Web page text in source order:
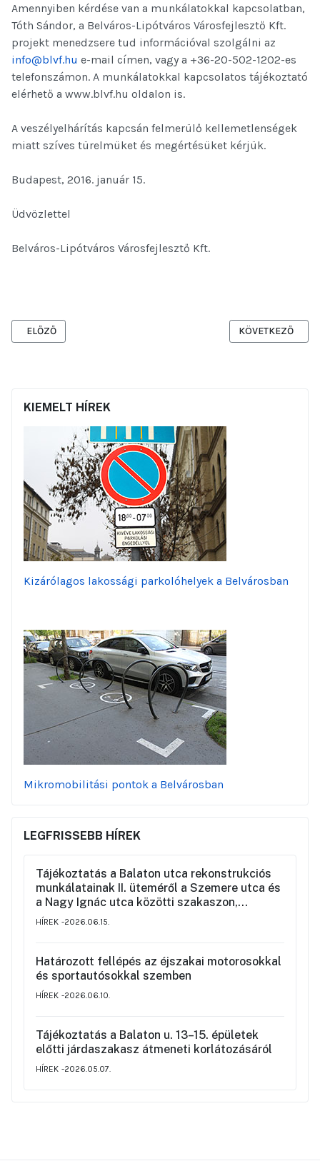
Amennyiben kérdése van a munkálatokkal kapcsolatban,
Tóth Sándor, a Belváros-Lipótváros Városfejlesztő Kft.
projekt menedzsere tud információval szolgálni az
info@blvf.hu e-mail címen, vagy a +36-20-502-1202-es
telefonszámon. A munkálatokkal kapcsolatos tájékoztató
elérhető a www.blvf.hu oldalon is.
A veszélyelhárítás kapcsán felmerülő kellemetlenségek
miatt szíves türelmüket és megértésüket kérjük.
Budapest, 2016. január 15.
Üdvözlettel
Belváros-Lipótváros Városfejlesztő Kft.
ELŐZŐ CIKK: TECHNIKAI OKOK MIATT (EGÉSZ NAPOS
ELŐZŐ KÖVETKEZŐ
KÖVETKEZŐ
KIEMELT HÍREK
Kizárólagos lakossági parkolóhelyek a Belvárosban
Mikromobilitási pontok a Belvárosban
LEGFRISSEBB HÍREK
Tájékoztatás a Balaton utca rekonstrukciós
munkálatainak II. üteméről a Szemere utca és
a Nagy Ignác utca közötti szakaszon,
valamint a környék ideiglenes forgalmi
HÍREK 2026.06.15.
Határozott fellépés az éjszakai motorosokkal
és sportautósokkal szemben
HÍREK 2026.06.10.
Tájékoztatás a Balaton u. 13–15. épületek
előtti járdaszakasz átmeneti korlátozásáról
HÍREK 2026.05.07.